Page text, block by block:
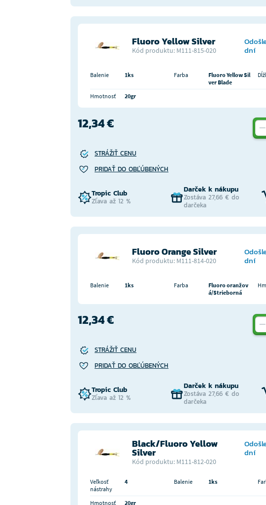
Fluoro Yellow Silver
Kód produktu: M111-815-020 dní
Balenie 1ks Farba
Fluoro Yellow Sil
ver Blade
Hmotnosť 20gr
12,34 €
STRÁŽIŤ CENU
PRIDAŤ DO OBĽÚBENÝCH
Tropic Club
Zľava až 12 %
Darček k nákupu
Zostáva 27,66 € do
darčeka
Fluoro Orange Silver
Kód produktu: M111-814-020 dní
Balenie 1ks Farba
Fluoro oranžov
á/Strieborná
12,34 €
STRÁŽIŤ CENU
PRIDAŤ DO OBĽÚBENÝCH
Tropic Club
Zľava až 12 %
Darček k nákupu
Zostáva 27,66 € do
darčeka
Black/Fluoro Yellow
Silver
Kód produktu: M111-812-020
dní
Veľkosť
nástrahy
4 Balenie 1ks
Hmotnosť
20gr